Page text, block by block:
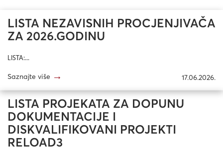
LISTA NEZAVISNIH PROCJENJIVAČA
ZA 2026.GODINU
LISTA:...
Saznajte više → 17.06.2026.
LISTA PROJEKATA ZA DOPUNU
DOKUMENTACIJE I
DISKVALIFIKOVANI PROJEKTI
RELOAD3